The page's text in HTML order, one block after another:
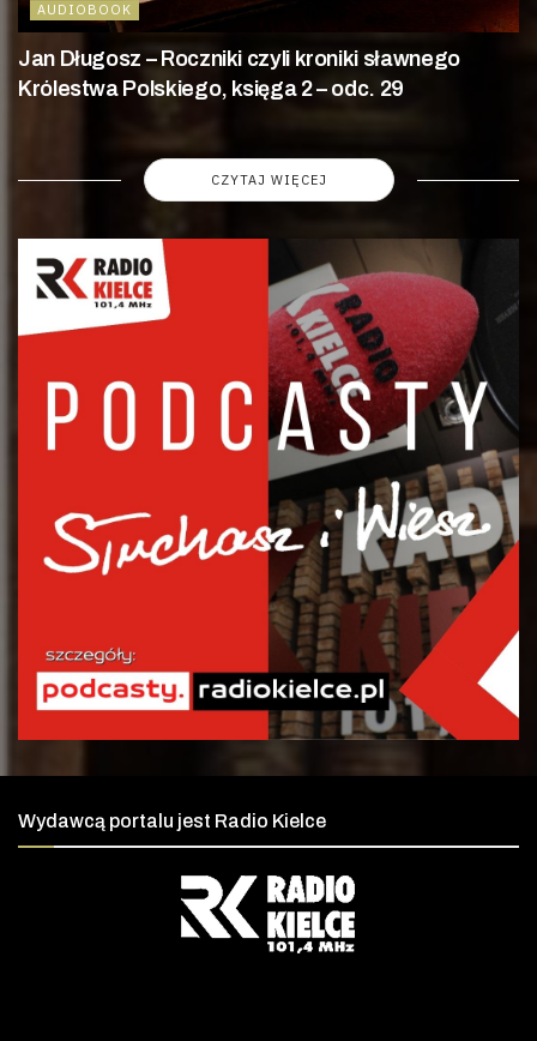
AUDIOBOOK
Jan Długosz – Roczniki czyli kroniki sławnego
Królestwa Polskiego, księga 2 – odc. 29
CZYTAJ WIĘCEJ
Wydawcą portalu jest Radio Kielce